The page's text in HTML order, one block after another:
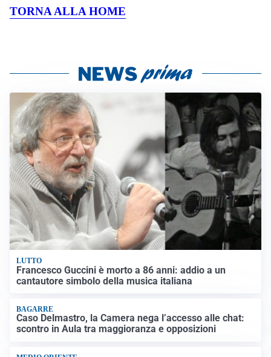
TORNA ALLA HOME
LUTTO
Francesco Guccini è morto a 86 anni: addio a un
cantautore simbolo della musica italiana
BAGARRE
Caso Delmastro, la Camera nega l’accesso alle chat:
scontro in Aula tra maggioranza e opposizioni